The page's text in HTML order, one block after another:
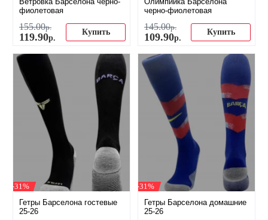
фиолетовая
155.00р.
119.90р.
Купить
черно-фиолетовая
145.00р.
109.90р.
Купить
-31%
Гетры Барселона гостевые
25-26
-31%
Гетры Барселона домашние
25-26